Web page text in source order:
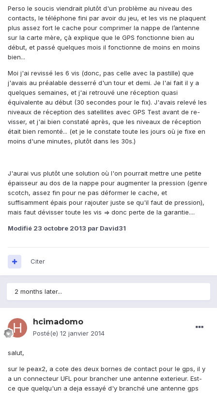
Perso le soucis viendrait plutôt d'un problème au niveau des
contacts, le téléphone fini par avoir du jeu, et les vis ne plaquent
plus assez fort le cache pour comprimer la nappe de l’antenne
sur la carte mère, çà explique que le GPS fonctionne bien au
début, et passé quelques mois il fonctionne de moins en moins
bien...
Moi j'ai revissé les 6 vis (donc, pas celle avec la pastille) que
j'avais au préalable desserré d'un tour et demi. Je l'ai fait il y a
quelques semaines, et j'ai retrouvé une réception quasi
équivalente au début (30 secondes pour le fix). J'avais relevé les
niveaux de réception des satellites avec GPS Test avant de re-
visser, et j'ai bien constaté après, que les niveaux de réception
était bien remonté... (et je le constate toute les jours où je fixe en
moins d'une minutes, plutôt dans les 30s.)
J'aurai vus plutôt une solution où l'on pourrait mettre une petite
épaisseur au dos de la nappe pour augmenter la pression (genre
scotch, assez fin pour ne pas déformer le cache, et
suffisamment épais pour rajouter juste se qu'il faut de pression),
mais faut dévisser toute les vis => donc perte de la garantie....
Modifié 23 octobre 2013 par David31
Citer
2 months later...
hcimadomo
Posté(e) 12 janvier 2014
salut,
sur le peax2, a cote des deux bornes de contact pour le gps, il y
a un connecteur UFL pour brancher une antenne exterieur. Est-
ce que quelqu'un a deja essayé d'y branché une antenne gps